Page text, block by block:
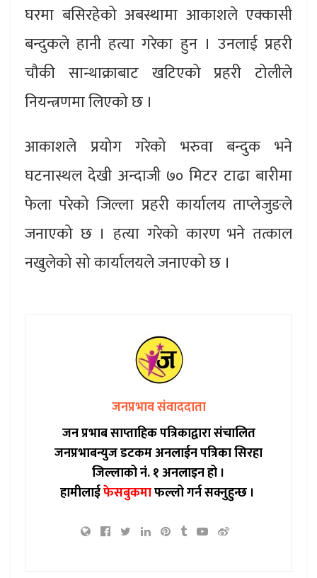
घरमा बसिरहेको अबस्थामा आकाशले एक्कासी
बन्दुकले हानी हत्या गरेका हुन । उनलाई प्रहरी
चौकी सान्थाक्राबाट खटिएको प्रहरी टोलीले
नियन्त्रणमा लिएको छ ।
आकाशले प्रयोग गरेको भरुवा बन्दुक भने
घटनास्थल देखी अन्दाजी ७० मिटर टाढा बारीमा
फेला परेको जिल्ला प्रहरी कार्यालय ताप्लेजुङले
जनाएको छ । हत्या गरेको कारण भने तत्काल
नखुलेको सो कार्यालयले जनाएको छ ।
जनप्रभाव संवाददाता
जन प्रभाब साप्ताहिक पत्रिकाद्वारा संचालित
जनप्रभाबन्युज डटकम अनलाईन पत्रिका सिरहा
जिल्लाको नं. १ अनलाइन हो ।
हामीलाईफेसबुकमाफल्लो गर्न सक्नुहुन्छ ।